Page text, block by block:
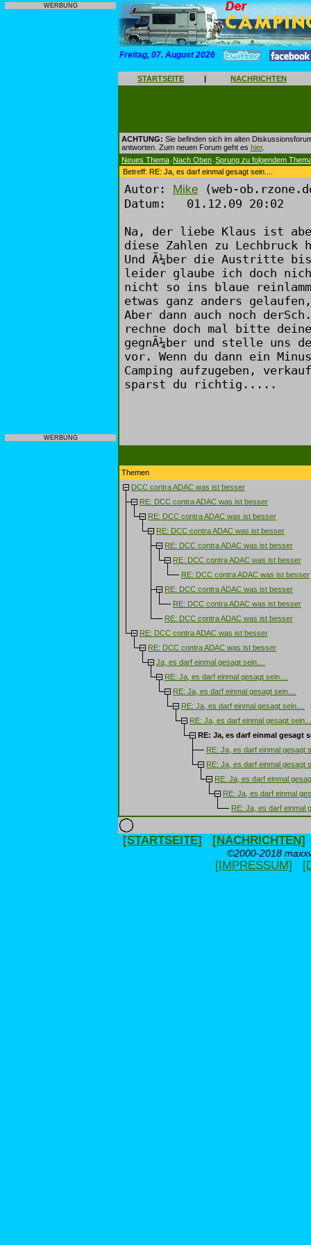
WERBUNG
WERBUNG
Freitag, 07. August 2026
STARTSEITE | NACHRICHTEN
ACHTUNG: Sie befinden sich im alten
antworten. Zum neuen Forum geht es hier.
Neues Thema | Nach Oben | Sprung zu folgendem
Betreff: RE: Ja, es darf einmal gesagt sein....
Autor: Mike (web-
Datum: 01.12.09 20:02
Na, der liebe Klaus ist
diese Zahlen zu Lechbruck
Und Ã¼ber die Austritte
leider glaube ich doch
nicht so ins blaue
etwas ganz anders
Aber dann auch noch
rechne doch mal bitte
gegnÃ¼ber und stelle uns
vor. Wenn du dann ein
Camping aufzugeben,
sparst du richtig.....
Themen
DCC contra ADAC was ist besser
RE: DCC contra ADAC was ist besser
RE: DCC contra ADAC was ist besser
RE: DCC contra ADAC was ist besser
RE: DCC contra ADAC was ist besser
RE: DCC contra ADAC was ist besser
RE: DCC contra ADAC was ist besser
RE: DCC contra ADAC was ist besser
RE: DCC contra ADAC was ist besser
RE: DCC contra ADAC was ist besser
RE: DCC contra ADAC was ist besser
RE: DCC contra ADAC was ist besser
Ja, es darf einmal gesagt sein....
RE: Ja, es darf einmal gesagt sein....
RE: Ja, es darf einmal gesagt sein....
RE: Ja, es darf einmal gesagt sein....
RE: Ja, es darf einmal gesagt
RE: Ja, es darf einmal gesagt
RE: Ja, es darf einmal gesagt
RE: Ja, es darf einmal gesagt
RE: Ja, es darf einmal
RE: Ja, es darf einmal
RE: Ja, es darf einmal
[STARTSEITE] [NACHRICHTEN]
©2000-2018
[IMPRESSUM]